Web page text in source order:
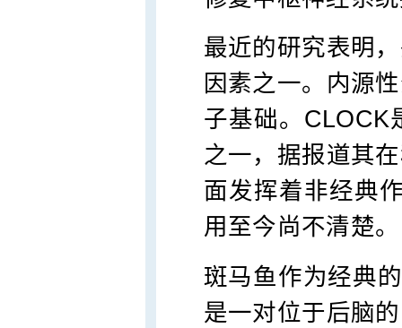
最近的研究表明
因素之一。内源
子基础。CLOCK
之一，据报道其
面发挥着非经典
用至今尚不清楚。
斑马鱼作为经典
是一对位于后脑